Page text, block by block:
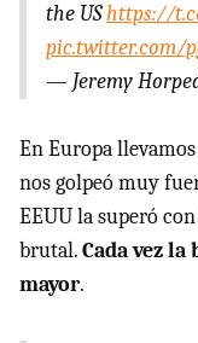
the UShttps://
pic.twitter.com/
— Jeremy
En Europa
nos golpeó muy
EEUU la superó
brutal.Cada vez la
mayor.